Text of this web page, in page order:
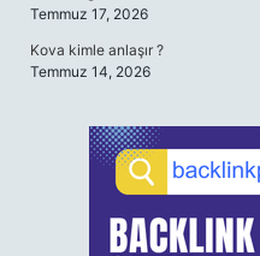
Temmuz 17, 2026
Kova kimle anlaşır ?
Temmuz 14, 2026